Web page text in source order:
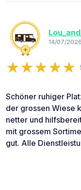
14/07/2026
Schöner ruhiger
der grossen Wiese
netter und
mit grossem
gut. Alle